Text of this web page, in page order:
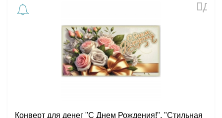
Конверт для денег "С Днем Рождения!", "Стильная